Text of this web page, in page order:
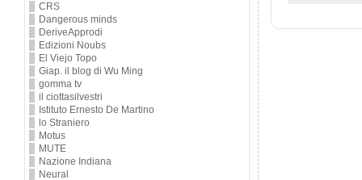
CRS
Dangerous minds
DeriveApprodi
Edizioni Noubs
El Viejo Topo
Giap. il blog di Wu Ming
gomma tv
il ciottasilvestri
Istituto Ernesto De Martino
lo Straniero
Motus
MUTE
Nazione Indiana
Neural